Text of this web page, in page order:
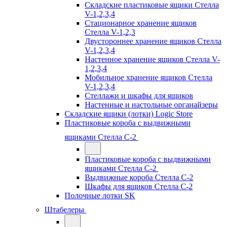
Складские пластиковые ящики Стелла
V-1,2,3,4
Стационарное хранение ящиков
Стелла V-1,2,3
Двустороннее хранение ящиков Стелла
V-1,2,3,4
Настенное хранение ящиков Стелла V-
1,2,3,4
Мобильное хранение ящиков Стелла
V-1,2,3,4
Стеллажи и шкафы для ящиков
Настенные и настольные органайзеры
Складские ящики (лотки) Logiс Store
Пластиковые короба с выдвижными
ящиками Стелла С-2
Пластиковые короба с выдвижными
ящиками Стелла С-2
Выдвижные короба Стелла С-2
Шкафы для ящиков Стелла С-2
Полочные лотки SK
Штабелеры